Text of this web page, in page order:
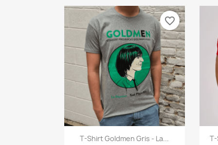
Aperçu rapide
T-Shirt Goldmen Gris - La...
favorite_border